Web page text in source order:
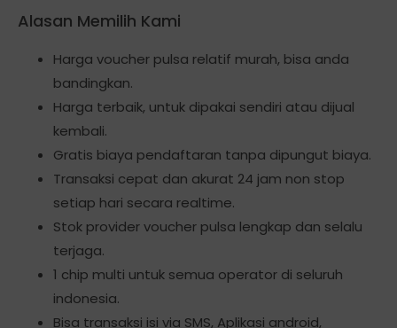
Alasan Memilih Kami
Harga voucher pulsa relatif murah, bisa anda
bandingkan.
Harga terbaik, untuk dipakai sendiri atau dijual
kembali.
Gratis biaya pendaftaran tanpa dipungut biaya.
Transaksi cepat dan akurat 24 jam non stop
setiap hari secara realtime.
Stok provider voucher pulsa lengkap dan selalu
terjaga.
1 chip multi untuk semua operator di seluruh
indonesia.
Bisa transaksi isi via SMS, Aplikasi android,